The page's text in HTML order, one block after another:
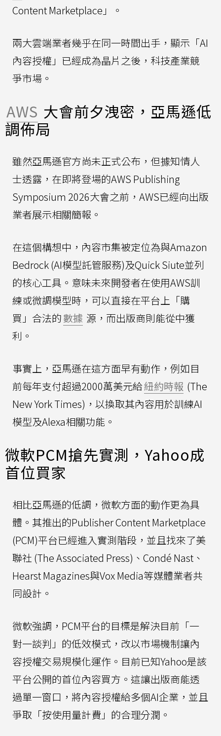
Content Marketplace」。
兩大雲端業者幾乎在同一時間出手，顯示「AI
內容授權」已經成為晶片之後，科技產業競
爭市場。
AWS 大會前夕洩密，亞馬遜低
調佈局
雖然亞馬遜官方尚未正式公布，但據知情人
士透露，在即將登場的AWS Publishing
Symposium 2026大會之前，AWS已經向出版
業者展示相關簡報。
在這個構想中，內容市集被定位為與Amazon
Bedrock (AI模型託管服務)及Quick Siute並列
的核心工具。意味未來開發者在使用AWS訓
練或微調模型時，可以直接在平台上「購
買」合法的數據 源，而出版商則能從中獲
利。
事實上，亞馬遜在這方面早有動作，例如目
前每年支付超過2000萬美元給紐約時報 (The
New York Times)，以換取其內容用於訓練AI
模型及Alexa相關功能。
微軟PCM搶先實測，Yahoo成
首位買家
相比亞馬遜的低調，微軟方面的動作更為具
體。其推出的Publisher Content Marketplace
(PCM)平台已經進入實測階段，並且找來了美
聯社 (The Associated Press)、Condé Nast、
Hearst Magazines與Vox Media等媒體業者共
同設計。
微軟強調，PCM平台的目標是解決目前「一
對一談判」的低效模式，改以市場機制讓內
容授權交易規模化運作。目前已知Yahoo是該
平台公開的首位內容買方。這讓出版商能透
過單一窗口，將內容授權給多個AI企業，並且
爭取「按使用量計費」的合理分潤。